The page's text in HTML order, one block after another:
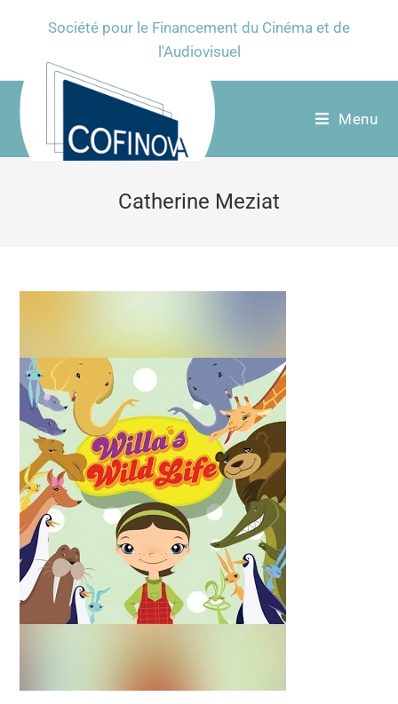
Société pour le Financement du Cinéma et de
l'Audiovisuel
Menu
Catherine Meziat